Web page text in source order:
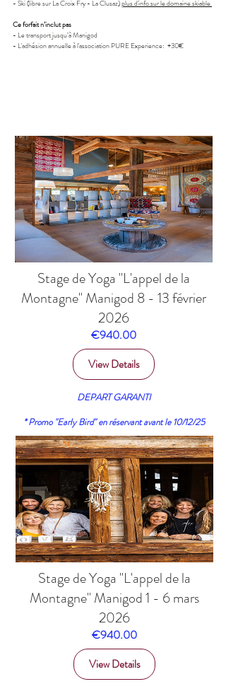
- Ski (libre sur La Croix Fry - La Clusaz)plus d'info sur le domaine skiable
Ce forfait n’inclut pas
- Le transport jusqu’à Manigod
- L'adhésion annuelle à l'association PURE Experience: +30€
Stage de Yoga "L'appel de la
Montagne" Manigod 8 - 13 février
2026
€940.00Price
View Details
DEPART GARANTI
* Promo "Early Bird"en réservant avant le 10/12/25
Stage de Yoga "L'appel de la
Montagne" Manigod 1 - 6 mars
2026
€940.00Price
View Details